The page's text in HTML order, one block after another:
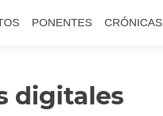
PONENTES CRÓNICAS
digitales